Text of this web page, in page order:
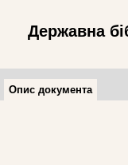
Державна
Опис документа